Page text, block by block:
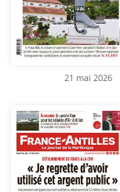
21 mai 2026